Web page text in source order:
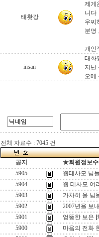
태홧강
제게
니다
우찌
분명
개인
insan
태화
지난
오메
전체 자료수 : 7045 건
공지 ★회원정보
5905
웹테사모 님
5904
웹 테사모 여
5903
가차히 울 님
5902
2007년을 보
5901
엉뚱한 보은
5900
마음의 전화